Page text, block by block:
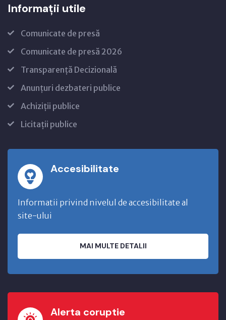
Informații utile
Comunicate de presă
Comunicate de presă 2026
Transparență Decizională
Anunțuri dezbateri publice
Achiziții publice
Licitații publice
Accesibilitate
Informatii privind nivelul de accesibilitate al
site-ului
MAI MULTE DETALII
Alerta coruptie